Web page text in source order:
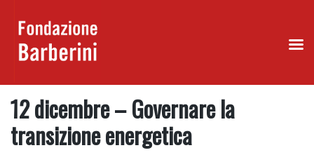
content12 dicembre – Governare la
transizione energetica